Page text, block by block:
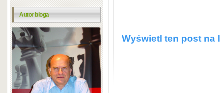
Autor bloga
Wyświetl ten post na